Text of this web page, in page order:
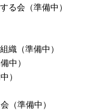
る会（準備中）
織（準備中）
中）
）
（準備中）